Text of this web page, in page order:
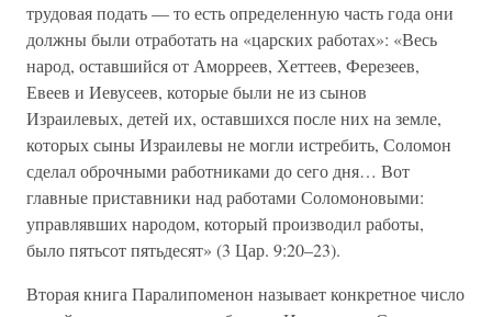
трудовая подать — то есть определенную часть года они
должны были отработать на «царских работах»: «Весь
народ, оставшийся от Аморреев, Хеттеев, Ферезеев,
Евеев и Иевусеев, которые были не из сынов
Израилевых, детей их, оставшихся после них на земле,
которых сыны Израилевы не могли истребить, Соломон
сделал оброчными работниками до сего дня… Вот
главные приставники над работами Соломоновыми:
управлявших народом, который производил работы,
было пятьсот пятьдесят» (3 Цар. 9:20–23).
Вторая книга Паралипоменон называет конкретное число